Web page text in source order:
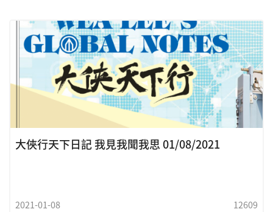
大俠行天下日記 我見我聞我思 01/08/2021
2021-01-08 12609